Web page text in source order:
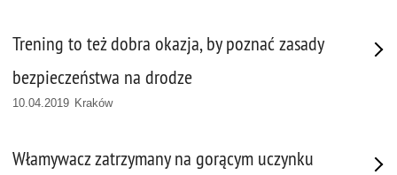
Trening to też dobra okazja, by poznać zasady
bezpieczeństwa na drodze
10.04.2019 Kraków
Włamywacz zatrzymany na gorącym uczynku